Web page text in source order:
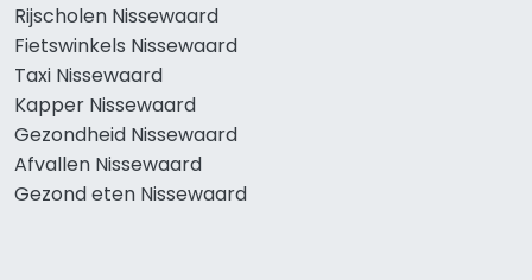
Rijscholen Nissewaard
Fietswinkels Nissewaard
Taxi Nissewaard
Kapper Nissewaard
Gezondheid Nissewaard
Afvallen Nissewaard
Gezond eten Nissewaard